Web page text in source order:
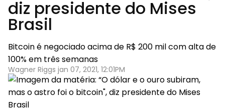
diz presidente do Mises
Brasil
Bitcoin é negociado acima de R$ 200 mil com alta de
100% em três semanas
Wagner Riggs jan 07, 2021, 12:01PM